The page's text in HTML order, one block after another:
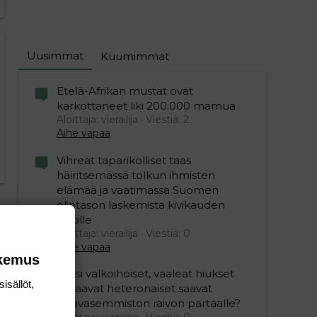
editoriin…Uusimmat Kuumimmat
Etelä-Afrikan mustat ovat
karkottaneet liki 200.000 mamua
Aloittaja: vierailija
Viestiä: 2
Aihe vapaa
Vihreät taparikolliset taas
häiritsemässä tolkun ihmisten
elämää ja vaatimassa Suomen
elintason laskemista kivikauden
tasolle
Aloittaja: vierailija
Viestiä: 0
Aihe vapaa
Miksi valkoihoiset, vaaleat hiukset
omaavat heteronaiset saavat
vihavasemmiston raivon partaalle?